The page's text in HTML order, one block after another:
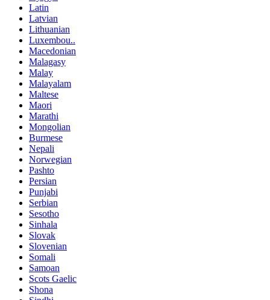
Latin
Latvian
Lithuanian
Luxembou..
Macedonian
Malagasy
Malay
Malayalam
Maltese
Maori
Marathi
Mongolian
Burmese
Nepali
Norwegian
Pashto
Persian
Punjabi
Serbian
Sesotho
Sinhala
Slovak
Slovenian
Somali
Samoan
Scots Gaelic
Shona